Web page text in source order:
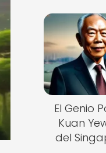
El Genio
Kuan
del